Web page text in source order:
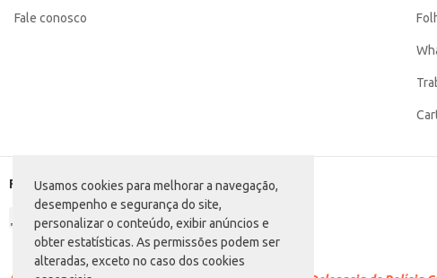
Usamos cookies para melhorar a navegação,
desempenho e segurança do site,
personalizar o conteúdo, exibir anúncios e
obter estatísticas. As permissões podem ser
alteradas, exceto no caso dos cookies
Fale conosco
Formas de pagamento